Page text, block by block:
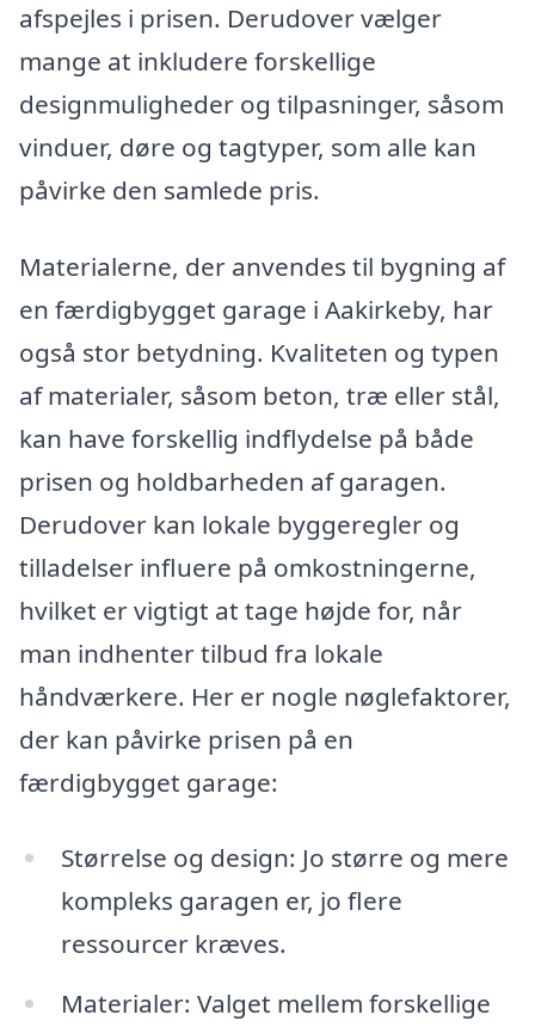
afspejles i prisen. Derudover vælger
mange at inkludere forskellige
designmuligheder og tilpasninger, såsom
vinduer, døre og tagtyper, som alle kan
påvirke den samlede pris.
Materialerne, der anvendes til bygning af
en færdigbygget garage i Aakirkeby, har
også stor betydning. Kvaliteten og typen
af materialer, såsom beton, træ eller stål,
kan have forskellig indflydelse på både
prisen og holdbarheden af garagen.
Derudover kan lokale byggeregler og
tilladelser influere på omkostningerne,
hvilket er vigtigt at tage højde for, når
man indhenter tilbud fra lokale
håndværkere. Her er nogle nøglefaktorer,
der kan påvirke prisen på en
færdigbygget garage:
Størrelse og design: Jo større og mere
kompleks garagen er, jo flere
ressourcer kræves.
Materialer: Valget mellem forskellige